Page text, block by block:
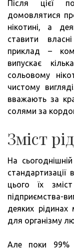
Після цієї
домовлятися
нікотині, а
ставити
приклад –
випускає
сольовому
чистому
вважають за
солями за
Зміст
На
цього їх
підприємства-
деяких рідинах
для організму
Але поки 99%